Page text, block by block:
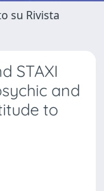
su Rivista
STAXI
and
to